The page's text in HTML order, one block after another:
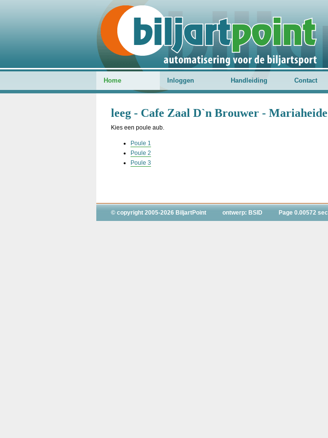
Home Inloggen Handleiding Contact
leeg - Cafe Zaal D`n Brouwer - Mariaheide
Kies een poule aub.
Poule 1
Poule 2
Poule 3
© copyright 2005-2026 BiljartPoint ontwerp: BSID Page 0.00572 sec